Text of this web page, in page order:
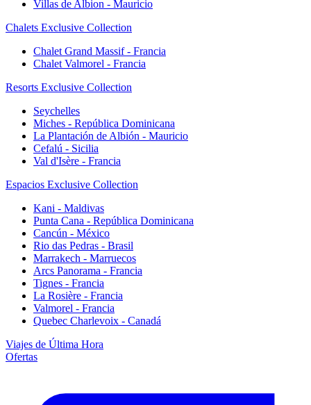
Villas de Albion - Mauricio
Chalets Exclusive Collection
Chalet Grand Massif - Francia
Chalet Valmorel - Francia
Resorts Exclusive Collection
Seychelles
Miches - República Dominicana
La Plantación de Albión - Mauricio
Cefalú - Sicilia
Val d'Isère - Francia
Espacios Exclusive Collection
Kani - Maldivas
Punta Cana - República Dominicana
Cancún - México
Rio das Pedras - Brasil
Marrakech - Marruecos
Arcs Panorama - Francia
Tignes - Francia
La Rosière - Francia
Valmorel - Francia
Quebec Charlevoix - Canadá
Viajes de Última Hora
Ofertas